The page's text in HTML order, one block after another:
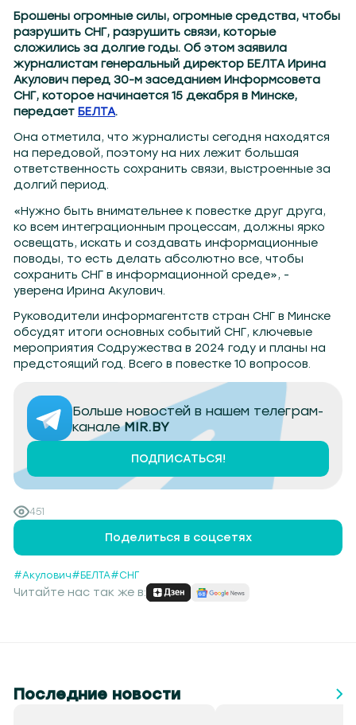
Брошены огромные силы, огромные средства, чтобы
разрушить СНГ, разрушить связи, которые
сложились за долгие годы. Об этом заявила
журналистам генеральный директор БЕЛТА Ирина
Акулович перед 30-м заседанием Информсовета
СНГ, которое начинается 15 декабря в Минске,
передает БЕЛТА.
Она отметила, что журналисты сегодня находятся
на передовой, поэтому на них лежит большая
ответственность сохранить связи, выстроенные за
долгий период.
«Нужно быть внимательнее к повестке друг друга,
ко всем интеграционным процессам, должны ярко
освещать, искать и создавать информационные
поводы, то есть делать абсолютно все, чтобы
сохранить СНГ в информационной среде», -
уверена Ирина Акулович.
Руководители информагентств стран СНГ в Минске
обсудят итоги основных событий СНГ, ключевые
мероприятия Содружества в 2024 году и планы на
предстоящий год. Всего в повестке 10 вопросов.
Больше новостей в нашем телеграм-
каналеMIR.BY
ПОДПИСАТЬСЯ!
451
Поделиться в соцсетях
#Акулович#БЕЛТА#СНГ
Читайте нас так же в:
Последние новости